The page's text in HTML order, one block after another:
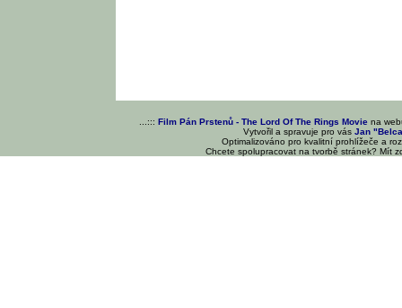
...::: Film Pán Prstenů - The Lord Of The Rings Movie na
Vytvořil a spravuje pro vásJan
Optimalizováno pro kvalitní prohlížeče a
Chcete spolupracovat na tvorbě stránek? Mít